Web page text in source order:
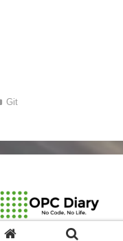
Git
© 2003-2026 OPCDiary.